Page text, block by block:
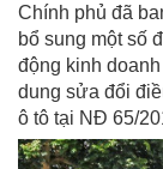
Chính phủ đã
bổ sung một số
động kinh
dung sửa đổi
ô tô tại NĐ 65/